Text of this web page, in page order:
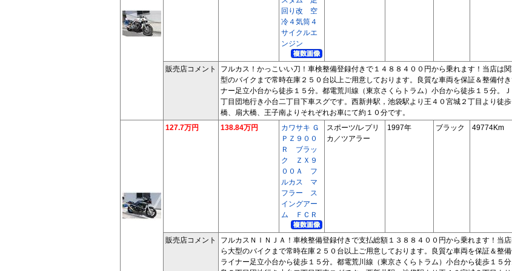
回り改 空
冷４気筒４
サイクルエ
ンジン
販売店コメント
フルカス！かっこいい刀！車検整備登録付きで１４８８４００円から乗れます！当店は
型のバイクまで常時在庫２５０台以上ご用意しております。良質な車両を保証＆整備付
ナー足立小台から徒歩１５分。都電荒川線（東京さくらトラム）小台から徒歩１５分。
丁目団地行き小台二丁目下車スグです。西新井駅，池袋駅より王４０宮城２丁目より徒
橋、扇大橋、王子南よりそれぞれお車にて約１０分です。
127.7万円
138.84万円
カワサキ Ｇ
ＰＺ９００
Ｒ ブラッ
ク ＺＸ９
００Ａ フ
ルカス マ
フラー ス
イングアー
ム ＦＣＲ
スポーツ/レプリ
カ／ツアラー
1997年 ブラック 49774Km
販売店コメント
フルカスＮＩＮＪＡ！車検整備登録付きで支払総額１３８８４００円から乗れます！当
ら大型のバイクまで常時在庫２５０台以上ご用意しております。良質な車両を保証＆整
ライナー足立小台から徒歩１５分。都電荒川線（東京さくらトラム）小台から徒歩１５